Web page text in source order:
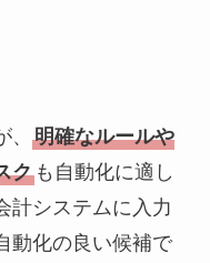
明確なルールや
クも自動化に適し
計システムに入力
動化の良い候補で